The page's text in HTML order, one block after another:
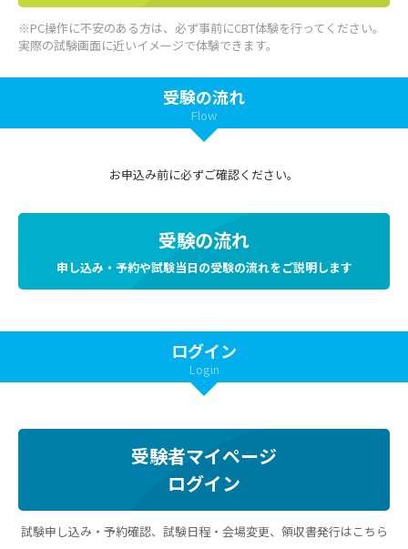
※PC操作に不安のある方は、必ず事前にCBT体験を行ってください。
実際の試験画面に近いイメージで体験できます。
受験の流れ
Flow
お申込み前に必ずご確認ください。
受験の流れ
申し込み・予約や試験当日の受験の流れをご説明します
ログイン
Login
受験者マイページ
ログイン
試験申し込み・予約確認、試験日程・会場変更、領収書発行はこちら